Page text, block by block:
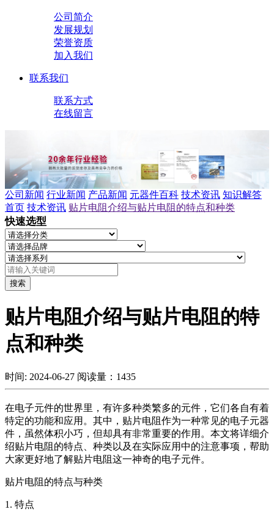
公司简介
发展规划
荣誉资质
加入我们
联系我们
联系方式
在线留言
公司新闻 行业新闻 产品新闻 元器件百科 技术资讯 知识解答
首页 技术资讯 贴片电阻介绍与贴片电阻的特点和种类
快速选型
搜索
贴片电阻介绍与贴片电阻的特
点和种类
时间: 2024-06-27 阅读量：1435
在电子元件的世界里，有许多种类繁多的元件，它们各自有着
特定的功能和应用。其中，贴片电阻作为一种常见的电子元器
件，虽然体积小巧，但却具有非常重要的作用。本文将详细介
绍贴片电阻的特点、种类以及在实际应用中的注意事项，帮助
大家更好地了解贴片电阻这一神奇的电子元件。
贴片电阻的特点与种类
1. 特点